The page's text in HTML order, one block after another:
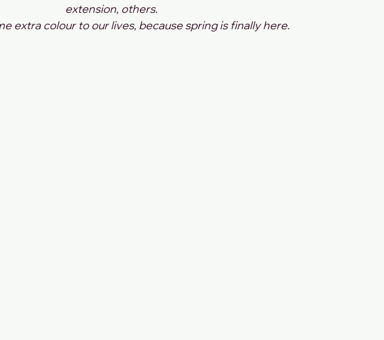
extension, others.
extra colour to our lives, because spring is finally here.